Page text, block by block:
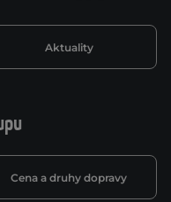
Cena a druhy dopravy
Aktuality